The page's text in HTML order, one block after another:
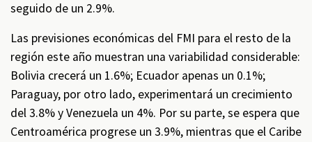
seguido de un 2.9%.
Las previsiones económicas del FMI para el resto de la
región este año muestran una variabilidad considerable:
Bolivia crecerá un 1.6%; Ecuador apenas un 0.1%;
Paraguay, por otro lado, experimentará un crecimiento
del 3.8% y Venezuela un 4%. Por su parte, se espera que
Centroamérica progrese un 3.9%, mientras que el Caribe